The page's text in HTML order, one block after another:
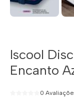
Iscool
Encanto
0